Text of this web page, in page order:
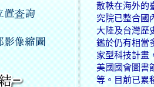
散軼在海外的
究院已整合國
大陸及台灣歷
鑑於仍有相當
家型科技計畫
美國國會圖書
等。目前已累